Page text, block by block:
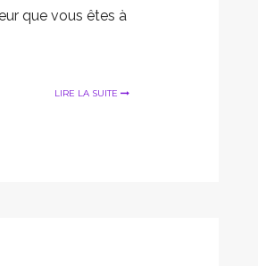
que vous êtes à
LIRE LA SUITE